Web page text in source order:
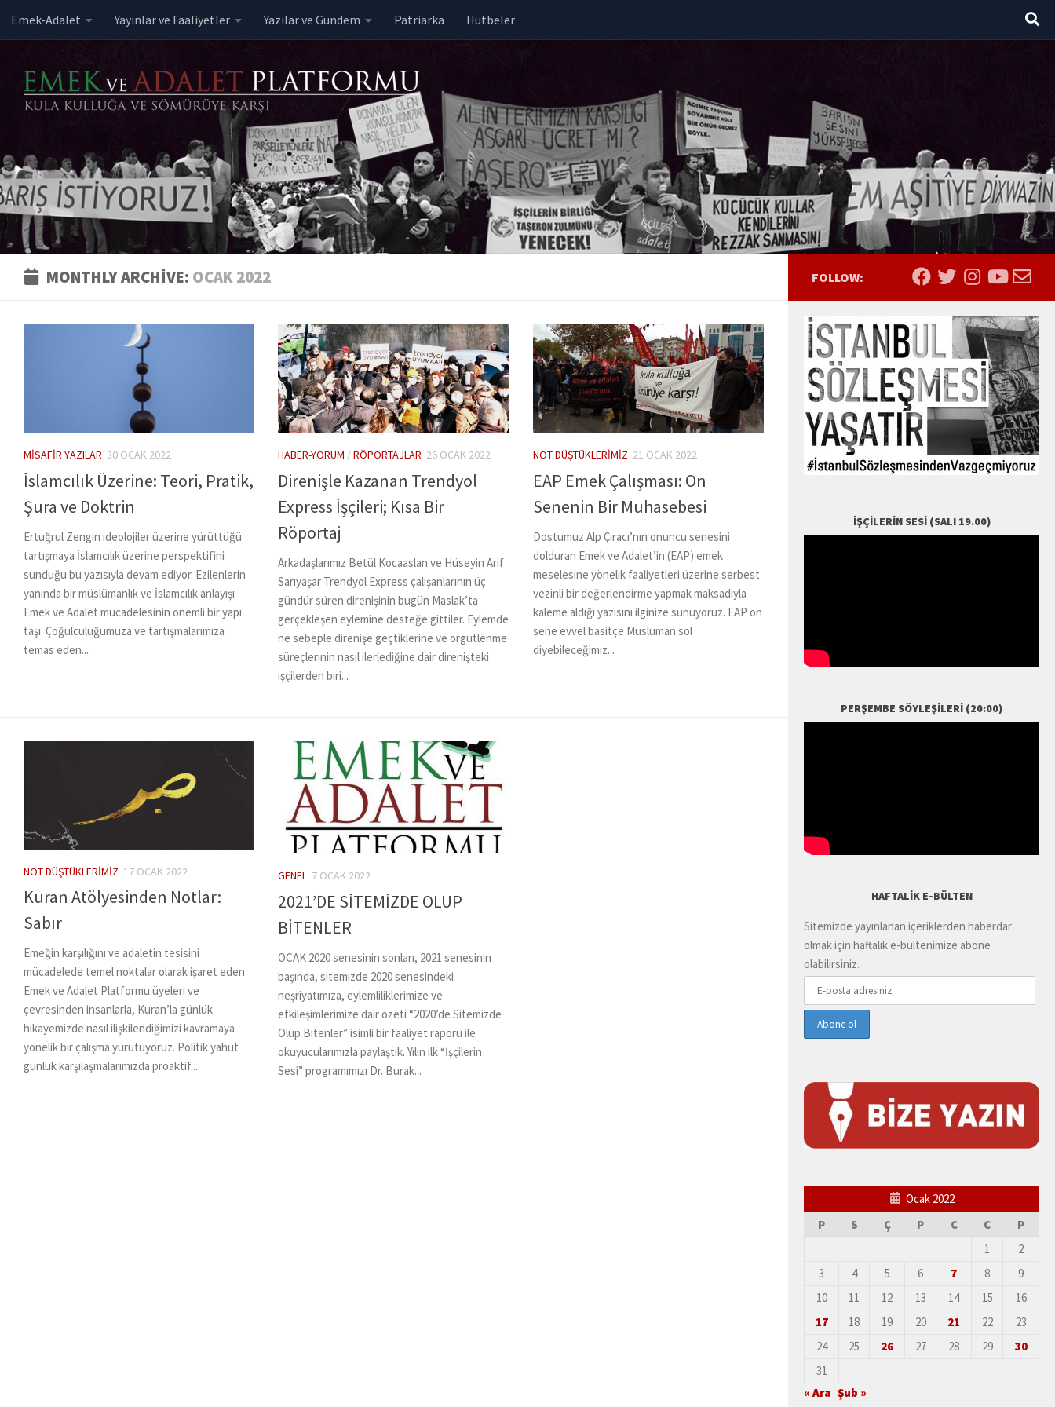
Skip to content
Emek-Adalet Yayınlar ve Faaliyetler Yazılar ve Gündem Patriarka Hutbeler
MONTHLY ARCHIVE: OCAK 2022
MISAFIR YAZILAR 30 OCAK 2022
İslamcılık Üzerine: Teori, Pratik,
Şura ve Doktrin
Ertuğrul Zengin ideolojiler üzerine yürüttüğü
tartışmaya İslamcılık üzerine perspektifini
sunduğu bu yazısıyla devam ediyor. Ezilenlerin
yanında bir müslümanlık ve İslamcılık anlayışı
Emek ve Adalet mücadelesinin önemli bir yapı
taşı. Çoğulculuğumuza ve tartışmalarımıza
temas eden...
HABER-YORUM /RÖPORTAJLAR 26 OCAK 2022
Direnişle Kazanan Trendyol
Express İşçileri; Kısa Bir
Röportaj
Arkadaşlarımız Betül Kocaaslan ve Hüseyin Arif
Sarıyaşar Trendyol Express çalışanlarının üç
gündür süren direnişinin bugün Maslak’ta
gerçekleşen eylemine desteğe gittiler. Eylemde
ne sebeple direnişe geçtiklerine ve örgütlenme
süreçlerinin nasıl ilerlediğine dair direnişteki
işçilerden biri...
NOT DÜŞTÜKLERIMIZ 21 OCAK 2022
EAP Emek Çalışması: On
Senenin Bir Muhasebesi
Dostumuz Alp Çıracı’nın onuncu senesini
dolduran Emek ve Adalet’in (EAP) emek
meselesine yönelik faaliyetleri üzerine serbest
vezinli bir değerlendirme yapmak maksadıyla
kaleme aldığı yazısını ilginize sunuyoruz. EAP on
sene evvel basitçe Müslüman sol
diyebileceğimiz...
NOT DÜŞTÜKLERIMIZ 17 OCAK 2022
Kuran Atölyesinden Notlar:
Sabır
Emeğin karşılığını ve adaletin tesisini
mücadelede temel noktalar olarak işaret eden
Emek ve Adalet Platformu üyeleri ve
çevresinden insanlarla, Kuran’la günlük
hikayemizde nasıl ilişkilendiğimizi kavramaya
yönelik bir çalışma yürütüyoruz. Politik yahut
günlük karşılaşmalarımızda proaktif...
GENEL 7 OCAK 2022
2021’DE SİTEMİZDE OLUP
BİTENLER
OCAK 2020 senesinin sonları, 2021 senesinin
başında, sitemizde 2020 senesindeki
neşriyatımıza, eylemliliklerimize ve
etkileşimlerimize dair özeti “2020’de Sitemizde
Olup Bitenler” isimli bir faaliyet raporu ile
okuyucularımızla paylaştık. Yılın ilk “İşçilerin
Sesi” programımızı Dr. Burak...
FOLLOW:
İŞÇILERIN SESI (SALI 19.00)
PERŞEMBE SÖYLEŞILERI (20:00)
HAFTALIK E-BÜLTEN
Sitemizde yayınlanan içeriklerden haberdar
olmak için haftalık e-bültenimize abone
olabilirsiniz.
Ocak 2022
P
S Ç P C C
P
1
2
3
4 5 6 7 8
9
10
11 12 13 14 15
16
17
18 19 20 21 22
23
24
25 26 27 28 29
30
31
« Ara Şub »